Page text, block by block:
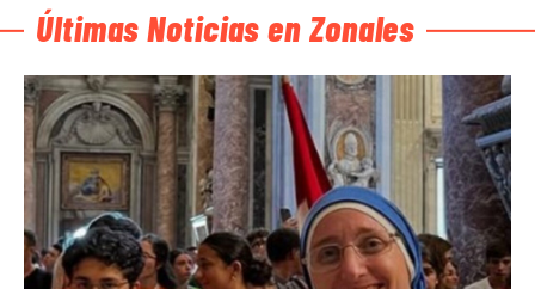
Últimas Noticias en Zonales